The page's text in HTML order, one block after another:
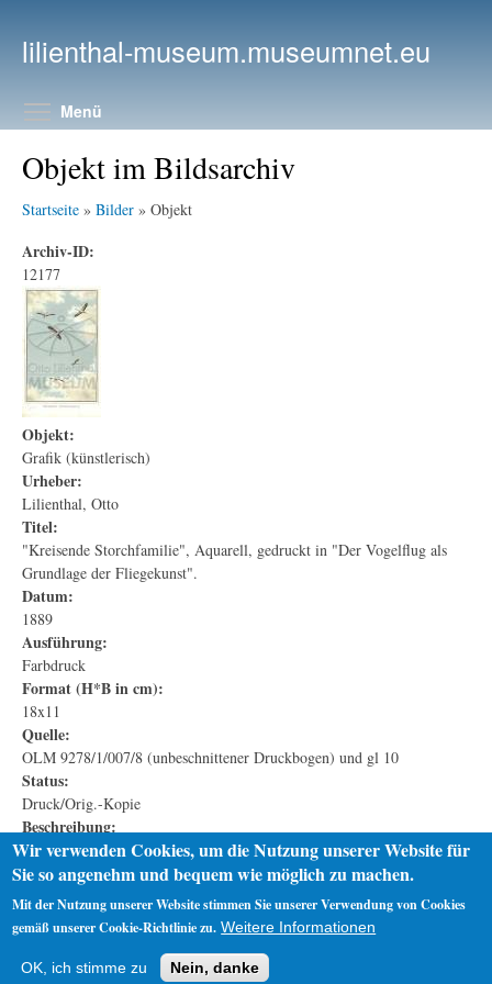
lilienthal-museum.museumnet.eu
Menü
Objekt im Bildsarchiv
Startseite » Bilder » Objekt
Archiv-ID:
12177
Objekt:
Grafik (künstlerisch)
Urheber:
Lilienthal, Otto
Titel:
"Kreisende Storchfamilie", Aquarell, gedruckt in "Der Vogelflug als
Grundlage der Fliegekunst".
Datum:
1889
Ausführung:
Farbdruck
Format (H*B in cm):
18x11
Quelle:
OLM 9278/1/007/8 (unbeschnittener Druckbogen) und gl 10
Status:
Druck/Orig.-Kopie
Beschreibung:
Aquarell, veröffentlicht in Lilienthal: "Der Vogelflug als Grundlage der
Fliegekunst" ; Signatur: HS RS: Halle
Impressum
Wir verwenden Cookies, um die Nutzung unserer Website für
Sie so angenehm und bequem wie möglich zu machen.
Mit der Nutzung unserer Website stimmen Sie unserer Verwendung von Cookies
gemäß unserer Cookie-Richtlinie zu. Weitere Informationen
OK, ich stimme zu Nein, danke